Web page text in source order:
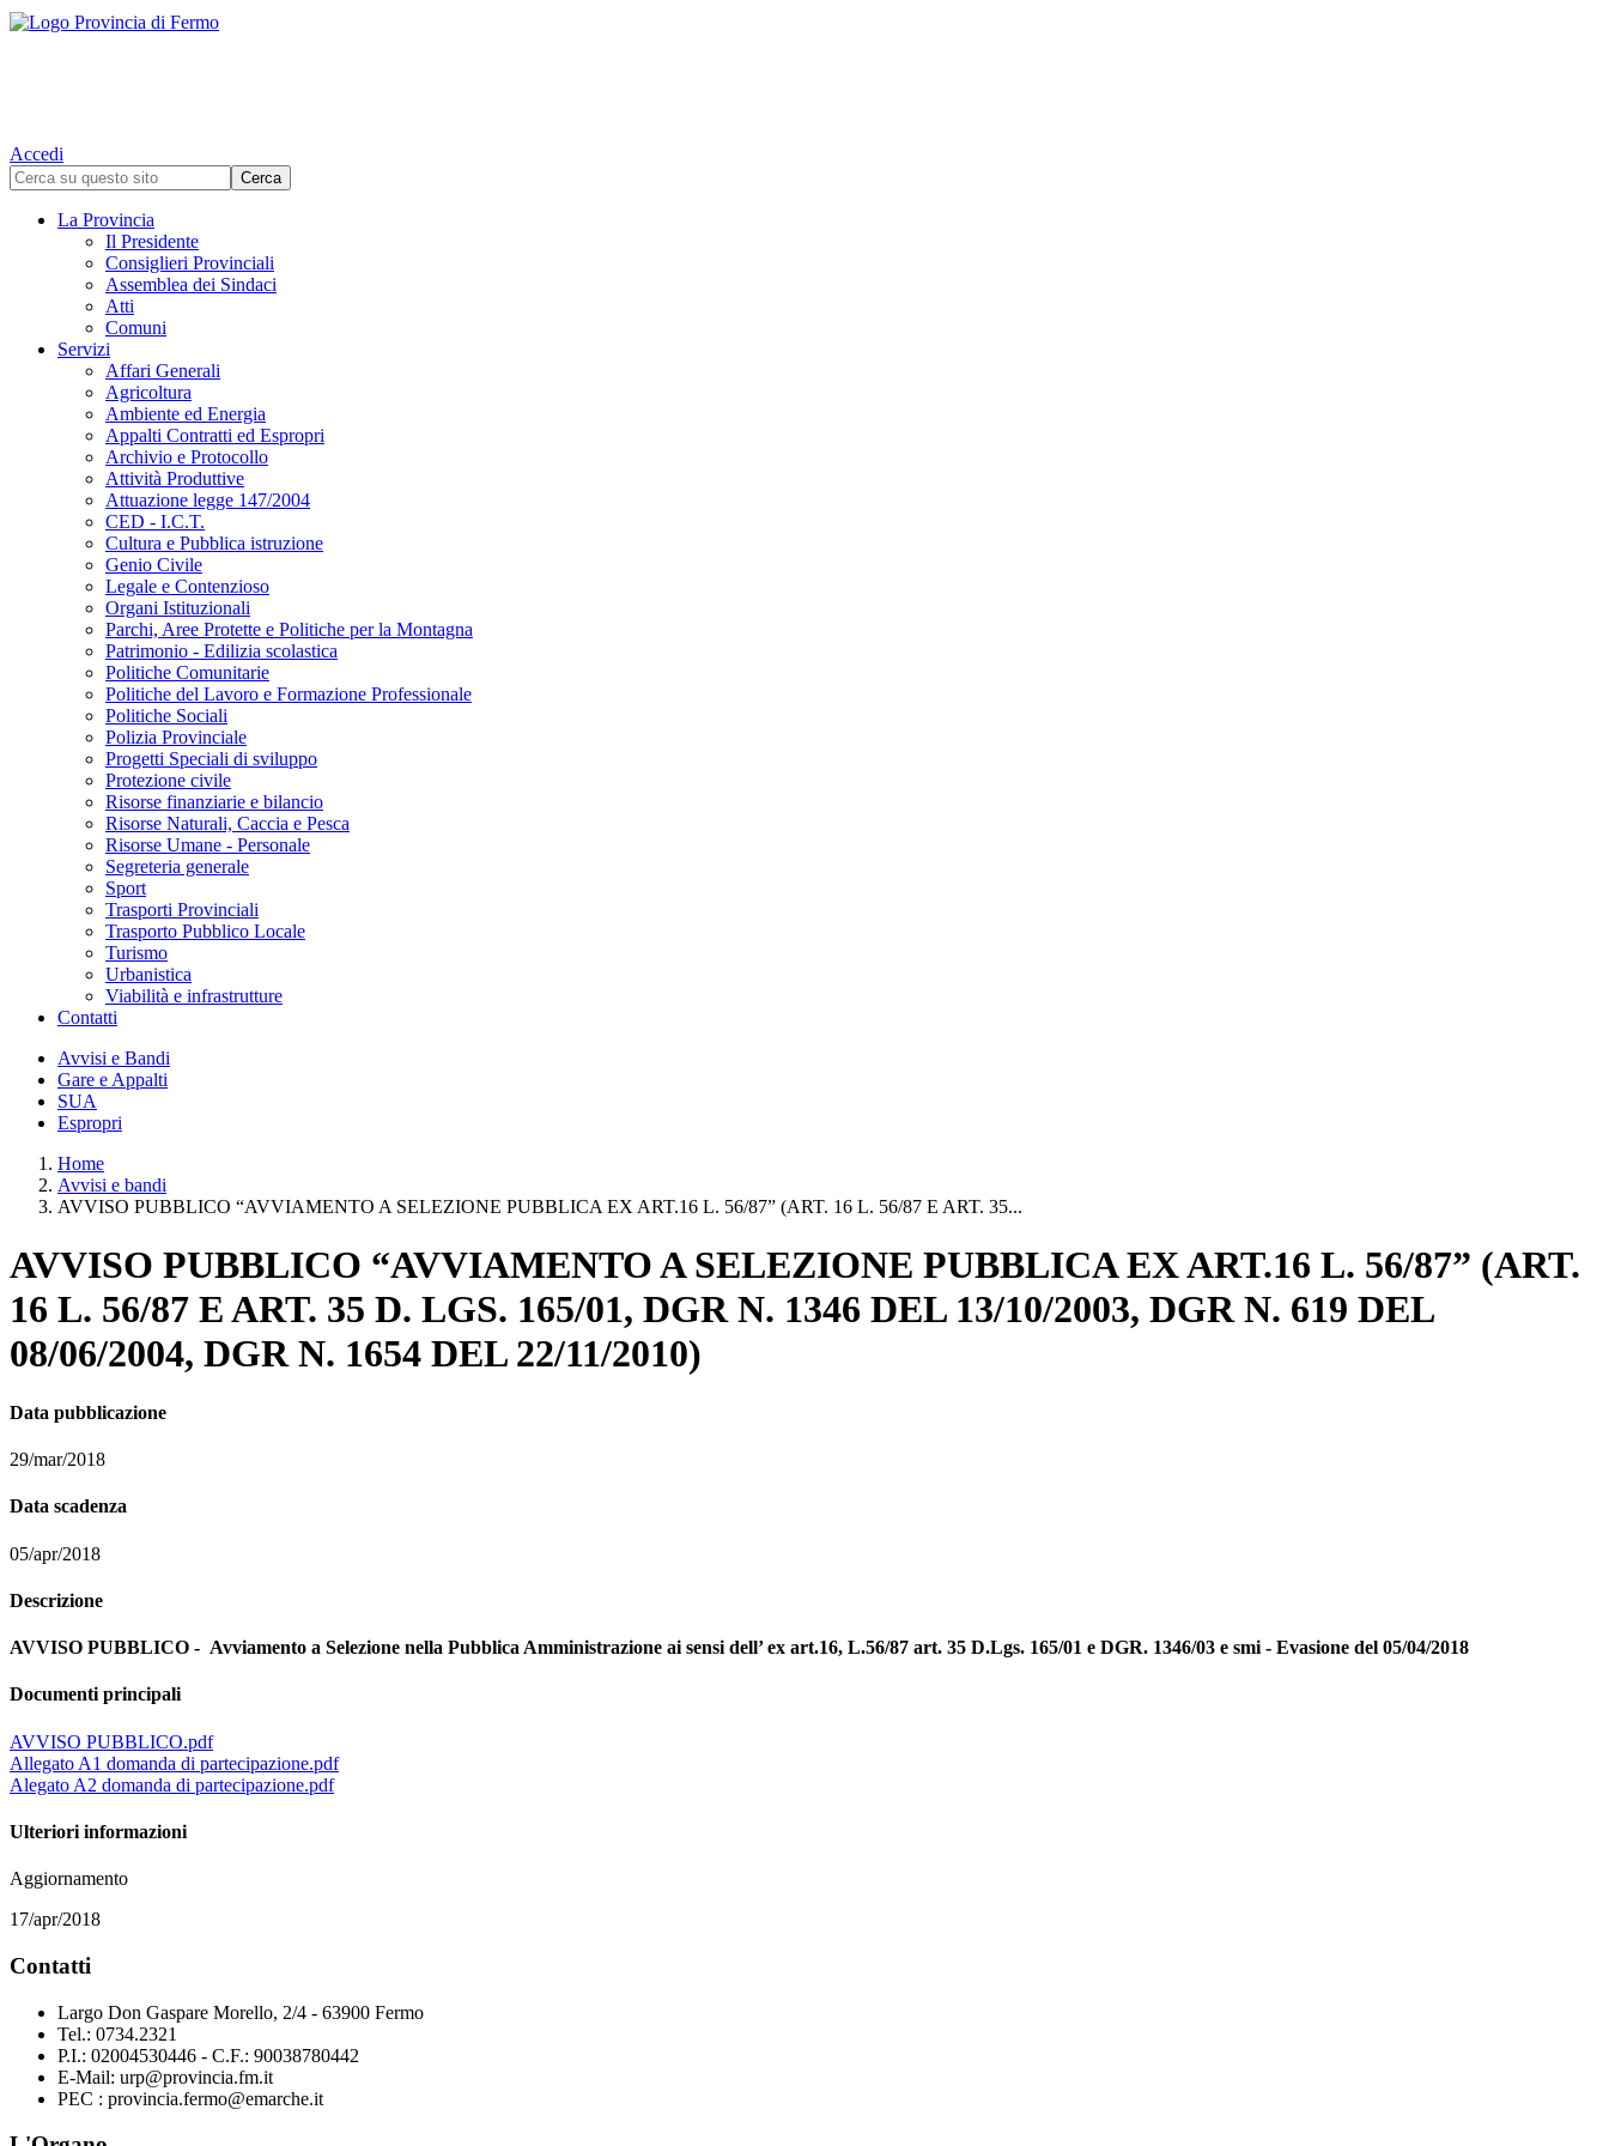
Accedi
La Provincia
Il Presidente
Consiglieri Provinciali
Assemblea dei Sindaci
Atti
Comuni
Servizi
Affari Generali
Agricoltura
Ambiente ed Energia
Appalti Contratti ed Espropri
Archivio e Protocollo
Attività Produttive
Attuazione legge 147/2004
CED - I.C.T.
Cultura e Pubblica istruzione
Genio Civile
Legale e Contenzioso
Organi Istituzionali
Parchi, Aree Protette e Politiche per la Montagna
Patrimonio - Edilizia scolastica
Politiche Comunitarie
Politiche del Lavoro e Formazione Professionale
Politiche Sociali
Polizia Provinciale
Progetti Speciali di sviluppo
Protezione civile
Risorse finanziarie e bilancio
Risorse Naturali, Caccia e Pesca
Risorse Umane - Personale
Segreteria generale
Sport
Trasporti Provinciali
Trasporto Pubblico Locale
Turismo
Urbanistica
Viabilità e infrastrutture
Contatti
Avvisi e Bandi
Gare e Appalti
SUA
Espropri
Home
Avvisi e bandi
AVVISO PUBBLICO “AVVIAMENTO A SELEZIONE PUBBLICA EX ART.16 L. 56/87” (ART. 16 L. 56/87 E ART. 35...
AVVISO PUBBLICO “AVVIAMENTO A SELEZIONE PUBBLICA EX ART.16 L. 56/87” (ART.
16 L. 56/87 E ART. 35 D. LGS. 165/01, DGR N. 1346 DEL 13/10/2003, DGR N. 619 DEL
08/06/2004, DGR N. 1654 DEL 22/11/2010)
Data pubblicazione
29/mar/2018
Data scadenza
05/apr/2018
Descrizione
AVVISO PUBBLICO - Avviamento a Selezione nella Pubblica Amministrazione ai sensi dell’ ex art.16, L.56/87 art. 35 D.Lgs. 165/01 e DGR. 1346/03 e smi - Evasione del 05/04/2018
Documenti principali
AVVISO PUBBLICO.pdf
Allegato A1 domanda di partecipazione.pdf
Alegato A2 domanda di partecipazione.pdf
Ulteriori informazioni
Aggiornamento
17/apr/2018
Contatti
Largo Don Gaspare Morello, 2/4 - 63900 Fermo
Tel.: 0734.2321
P.I.: 02004530446 - C.F.: 90038780442
E-Mail: urp@provincia.fm.it
PEC : provincia.fermo@emarche.it